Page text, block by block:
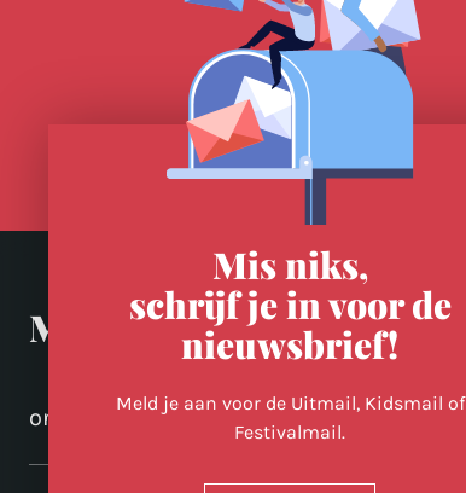
Meer in Utrecht
ontdek-utrecht.nl
Mis niks,
schrijf je in voor de
nieuwsbrief!
Meld je aan voor de Uitmail, Kidsmail of
Festivalmail.